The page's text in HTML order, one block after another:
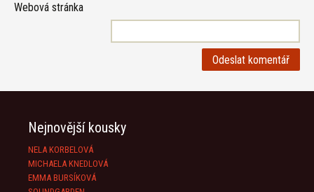
Webová stránka
Nejnovější kousky
NELA KORBELOVÁ
MICHAELA KNEDLOVÁ
EMMA BURSÍKOVÁ